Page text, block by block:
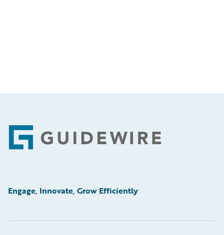
Footer
Engage, Innovate, Grow Efficiently